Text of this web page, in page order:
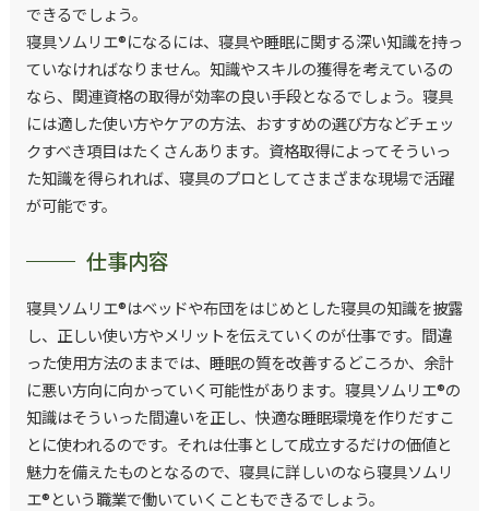
できるでしょう。
寝具ソムリエ®になるには、寝具や睡眠に関する深い知識を持っ
ていなければなりません。知識やスキルの獲得を考えているの
なら、関連資格の取得が効率の良い手段となるでしょう。寝具
には適した使い方やケアの方法、おすすめの選び方などチェッ
クすべき項目はたくさんあります。資格取得によってそういっ
た知識を得られれば、寝具のプロとしてさまざまな現場で活躍
が可能です。
仕事内容
寝具ソムリエ®はベッドや布団をはじめとした寝具の知識を披露
し、正しい使い方やメリットを伝えていくのが仕事です。間違
った使用方法のままでは、睡眠の質を改善するどころか、余計
に悪い方向に向かっていく可能性があります。寝具ソムリエ®の
知識はそういった間違いを正し、快適な睡眠環境を作りだすこ
とに使われるのです。それは仕事として成立するだけの価値と
魅力を備えたものとなるので、寝具に詳しいのなら寝具ソムリ
エ®という職業で働いていくこともできるでしょう。